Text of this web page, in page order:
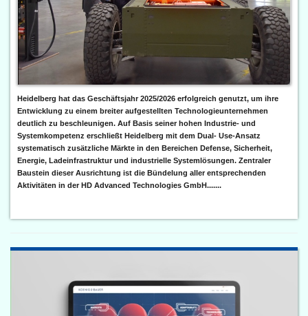
Heidelberg hat das Geschäftsjahr 2025/2026 erfolgreich genutzt, um ihre
Entwicklung zu einem breiter aufgestellten Technologieunternehmen
deutlich zu beschleunigen. Auf Basis seiner hohen Industrie- und
Systemkompetenz erschließt Heidelberg mit dem Dual- Use-Ansatz
systematisch zusätzliche Märkte in den Bereichen Defense, Sicherheit,
Energie, Ladeinfrastruktur und industrielle Systemlösungen. Zentraler
Baustein dieser Ausrichtung ist die Bündelung aller entsprechenden
Aktivitäten in der HD Advanced Technologies GmbH.......